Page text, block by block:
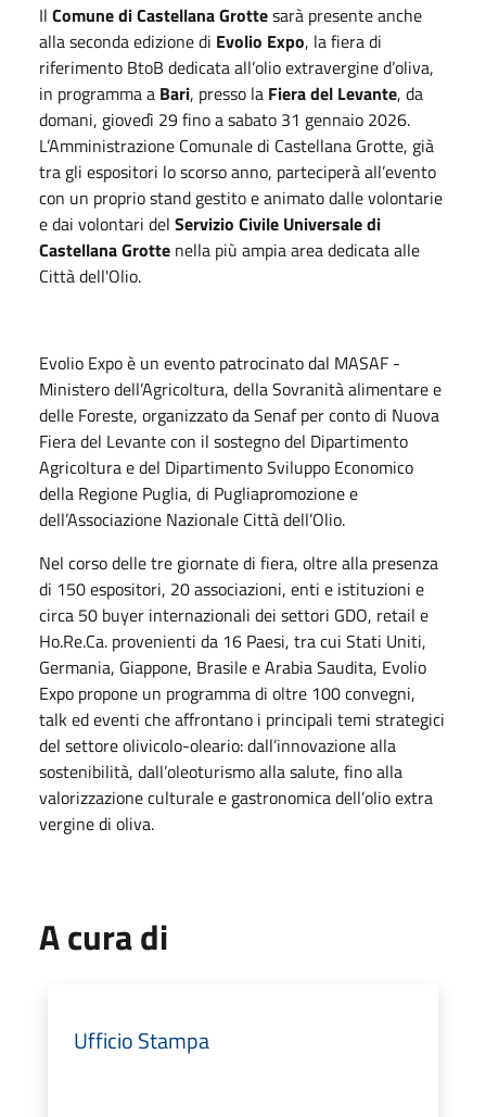
Il Comune di Castellana Grottesarà presente anche
alla seconda edizione di Evolio Expo, la fiera di
riferimento BtoB dedicata all’olio extravergine d’oliva,
in programma a Bari, presso la Fiera del Levante, da
domani, giovedì 29 fino a sabato 31 gennaio 2026.
L’Amministrazione Comunale di Castellana Grotte, già
tra gli espositori lo scorso anno, parteciperà all’evento
con un proprio stand gestito e animato dalle volontarie
e dai volontari del Servizio Civile Universale di
Castellana Grotte nella più ampia area dedicata alle
Città dell'Olio.
Evolio Expo è un evento patrocinato dal MASAF -
Ministero dell’Agricoltura, della Sovranità alimentare e
delle Foreste, organizzato da Senaf per conto di Nuova
Fiera del Levante con il sostegno del Dipartimento
Agricoltura e del Dipartimento Sviluppo Economico
della Regione Puglia, di Pugliapromozione e
dell’Associazione Nazionale Città dell’Olio.
Nel corso delle tre giornate di fiera, oltre alla presenza
di 150 espositori, 20 associazioni, enti e istituzioni e
circa 50 buyer internazionali dei settori GDO, retail e
Ho.Re.Ca. provenienti da 16 Paesi, tra cui Stati Uniti,
Germania, Giappone, Brasile e Arabia Saudita, Evolio
Expo propone un programma di oltre 100 convegni,
talk ed eventi che affrontano i principali temi strategici
del settore olivicolo-oleario: dall’innovazione alla
sostenibilità, dall’oleoturismo alla salute, fino alla
valorizzazione culturale e gastronomica dell’olio extra
vergine di oliva.
A cura di
Ufficio Stampa